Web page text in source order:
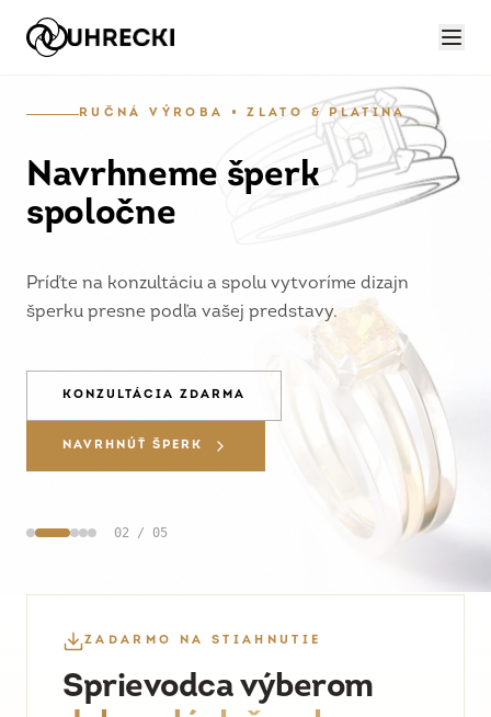
RUČNÁ VÝROBA • ZLATO & PLATINA
Navrhneme šperk
spoločne
Príďte na konzultáciu a spolu vytvoríme dizajn
šperku presne podľa vašej predstavy.
KONZULTÁCIA ZDARMA
NAVRHNÚŤ ŠPERK
02 / 05
ZADARMO NA STIAHNUTIE
Sprievodca výberom